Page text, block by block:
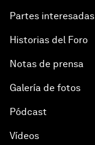
Partes interesadas
Historias del Foro
Notas de prensa
Galería de fotos
Pódcast
Vídeos